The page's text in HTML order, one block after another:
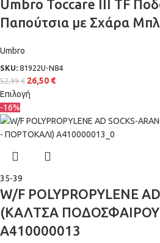
Umbro Toccare III TF
Παπούτσια με Σχάρα
Umbro
SKU: 81922U-N84
52,99€ 26,50 €
Επιλογή
-16%
35-39
W/F POLYPROPYLENE
(ΚΑΛΤΣΑ
A410000013